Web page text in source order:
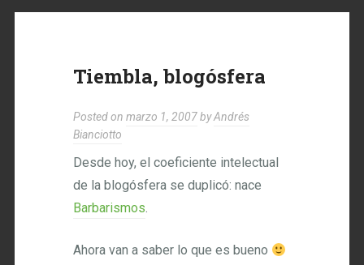
Tiembla, blogósfera
Posted onmarzo 1, 2007byAndrés
Bianciotto
Desde hoy, el coeficiente intelectual
de la blogósfera se duplicó: nace
Barbarismos.
Ahora van a saber lo que es bueno